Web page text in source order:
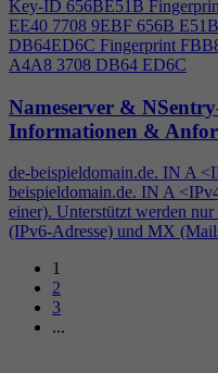
Key-ID 656BE51B
EE40 7708 9EBF 656B
DB64ED6C Fingerprint
A4A8 3708 DB64 ED6C
Nameserver &
Informationen &
de-beispieldomain.de. IN A
beispieldomain.de. IN A <IPv
einer). Unterstützt werden
(IPv6-Adresse) und MX
1
2
3
...